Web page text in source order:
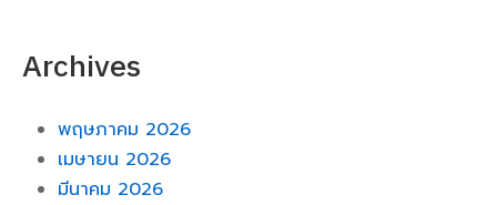
Archives
พฤษภาคม 2026
เมษายน 2026
มีนาคม 2026